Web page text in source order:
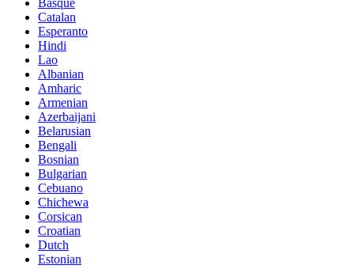
Basque
Catalan
Esperanto
Hindi
Lao
Albanian
Amharic
Armenian
Azerbaijani
Belarusian
Bengali
Bosnian
Bulgarian
Cebuano
Chichewa
Corsican
Croatian
Dutch
Estonian